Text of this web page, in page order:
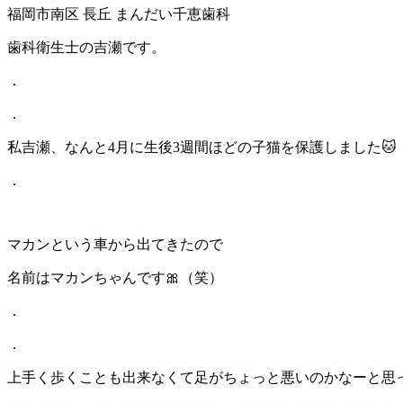
福岡市南区 長丘 まんだい千恵歯科
歯科衛生士の吉瀬です。
．
．
私吉瀬、なんと4月に生後3週間ほどの子猫を保護しました🐱
．
マカンという車から出てきたので
名前はマカンちゃんです🎀（笑）
．
．
上手く歩くことも出来なくて足がちょっと悪いのかなーと